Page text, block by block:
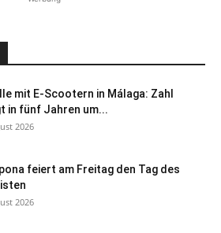
mit E-Scootern in Málaga: Zahl
in fünf Jahren um...
2026
feiert am Freitag den Tag des
2026